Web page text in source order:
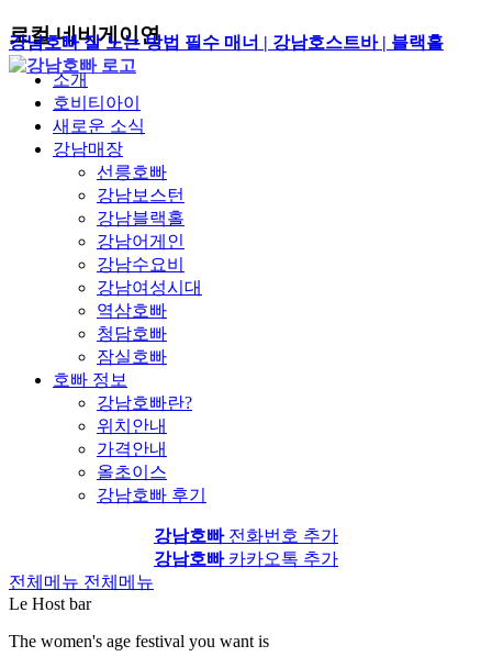
강남호빠 잘 노는 방법 필수 매너 | 강남호스트바 | 블랙홀
로컬 네비게이연
소개
호비티아이
새로운 소식
강남매장
선릉호빠
강남보스턴
강남블랙홀
강남어게인
강남수요비
강남여성시대
역삼호빠
청담호빠
잠실호빠
호빠 정보
강남호빠란?
위치안내
가격안내
올초이스
강남호빠 후기
강남호빠전화번호 추가
강남호빠카카오톡 추가
전체메뉴 전체메뉴
Le Host bar
The women's age festival you want is